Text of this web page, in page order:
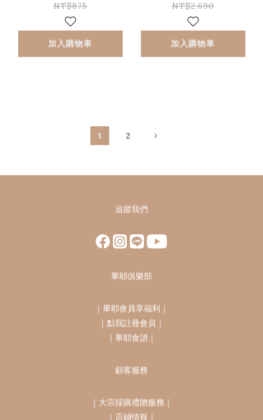
NT$875
加入購物車
NT$2,690
加入購物車
1 2
追蹤我們
畢耶俱樂部
｜ 畢耶會員享福利 ｜
｜ 點我註冊會員 ｜
｜ 畢耶食譜 ｜
顧客服務
｜ 大宗採購禮贈服務 ｜
｜ 店鋪情報 ｜